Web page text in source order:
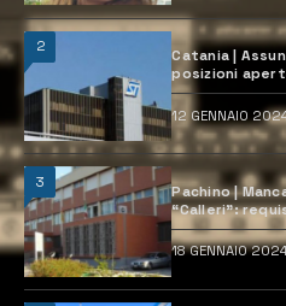
2
Catania |
posizioni
12 GENNAIO
3
Pachino |
“Calleri”:
18 GENNAIO